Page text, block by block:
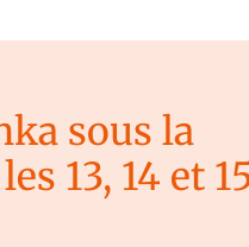
sous la
13, 14 et